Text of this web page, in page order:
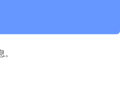
展示仪表板